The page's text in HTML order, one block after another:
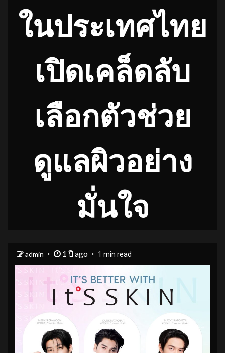
ในประเทศไทย
เปิดเคล็ดลับ
เลือกตัวช่วย
ดูแลผิวอย่าง
มั่นใจ
admin 1 ปี ago 1 min read